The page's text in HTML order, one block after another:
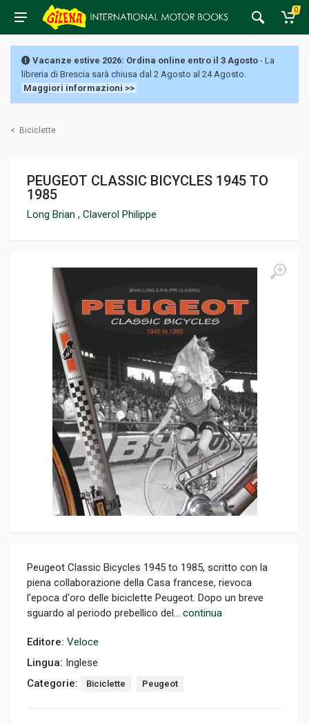
0
Vacanze estive 2026: Ordina online entro il 3 Agosto - La
libreria di Brescia sarà chiusa dal 2 Agosto al 24 Agosto.
Maggiori informazioni >>
< Biciclette
PEUGEOT CLASSIC BICYCLES 1945 TO
1985
Long Brian , Claverol Philippe
Peugeot Classic Bicycles 1945 to 1985, scritto con la
piena collaborazione della Casa francese, rievoca
l'epoca d'oro delle biciclette Peugeot. Dopo un breve
sguardo al periodo prebellico del... continua
Editore: Veloce
Lingua: Inglese
Categorie:
Biciclette Peugeot